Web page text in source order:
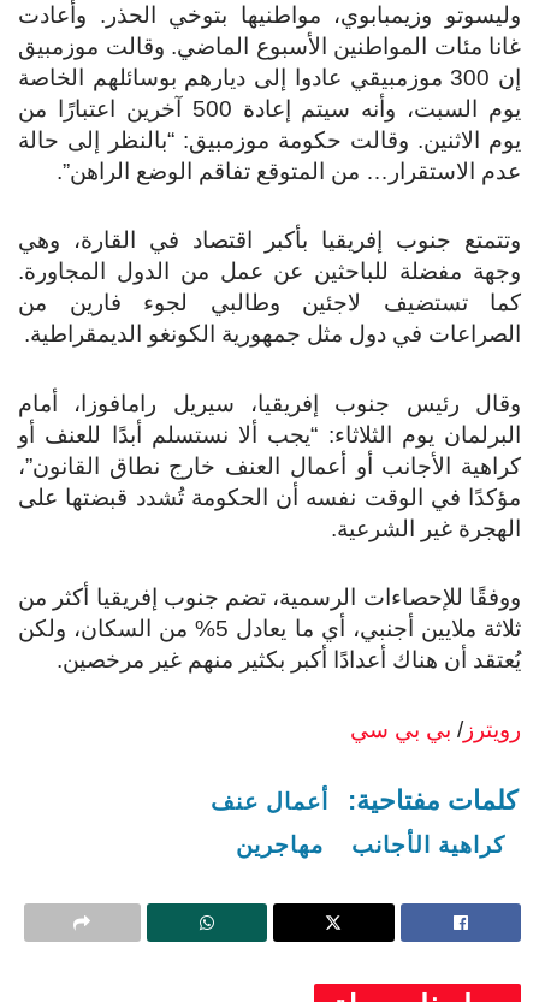
وليسوتو وزيمبابوي، مواطنيها بتوخي الحذر. وأعادت
غانا مئات المواطنين الأسبوع الماضي. وقالت موزمبيق
إن 300 موزمبيقي عادوا إلى ديارهم بوسائلهم الخاصة
يوم السبت، وأنه سيتم إعادة 500 آخرين اعتبارًا من
يوم الاثنين. وقالت حكومة موزمبيق: “بالنظر إلى حالة
عدم الاستقرار… من المتوقع تفاقم الوضع الراهن”.
وتتمتع جنوب إفريقيا بأكبر اقتصاد في القارة، وهي
وجهة مفضلة للباحثين عن عمل من الدول المجاورة.
كما تستضيف لاجئين وطالبي لجوء فارين من
الصراعات في دول مثل جمهورية الكونغو الديمقراطية.
وقال رئيس جنوب إفريقيا، سيريل رامافوزا، أمام
البرلمان يوم الثلاثاء: “يجب ألا نستسلم أبدًا للعنف أو
كراهية الأجانب أو أعمال العنف خارج نطاق القانون”،
مؤكدًا في الوقت نفسه أن الحكومة تُشدد قبضتها على
الهجرة غير الشرعية.
ووفقًا للإحصاءات الرسمية، تضم جنوب إفريقيا أكثر من
ثلاثة ملايين أجنبي، أي ما يعادل 5% من السكان، ولكن
يُعتقد أن هناك أعدادًا أكبر بكثير منهم غير مرخصين.
رويترز/ بي بي سي
كلمات مفتاحية:
أعمال عنف
كراهية الأجانب
مهاجرين